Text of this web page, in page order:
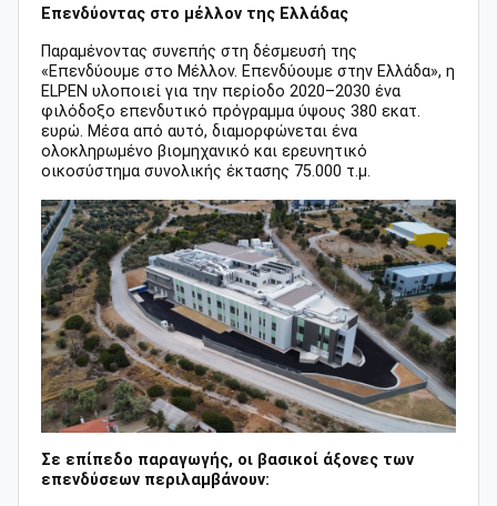
Επενδύοντας στο μέλλον της Ελλάδας
Παραμένοντας συνεπής στη δέσμευσή της
«Επενδύουμε στο Μέλλον. Επενδύουμε στην Ελλάδα», η
ELPEN υλοποιεί για την περίοδο 2020–2030 ένα
φιλόδοξο επενδυτικό πρόγραμμα ύψους 380 εκατ.
ευρώ. Μέσα από αυτό, διαμορφώνεται ένα
ολοκληρωμένο βιομηχανικό και ερευνητικό
οικοσύστημα συνολικής έκτασης 75.000 τ.μ.
Σε επίπεδο παραγωγής, οι βασικοί άξονες των
επενδύσεων περιλαμβάνουν: